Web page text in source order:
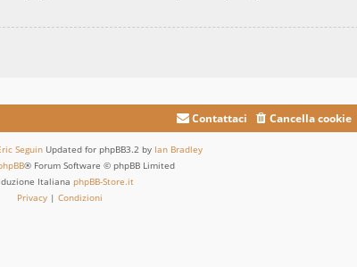
Cancella cookie
Contattaci
Seguin Updated for phpBB3.2 by Ian Bradley
® Forum Software © phpBB Limited
Italiana phpBB-Store.it
Privacy | Condizioni